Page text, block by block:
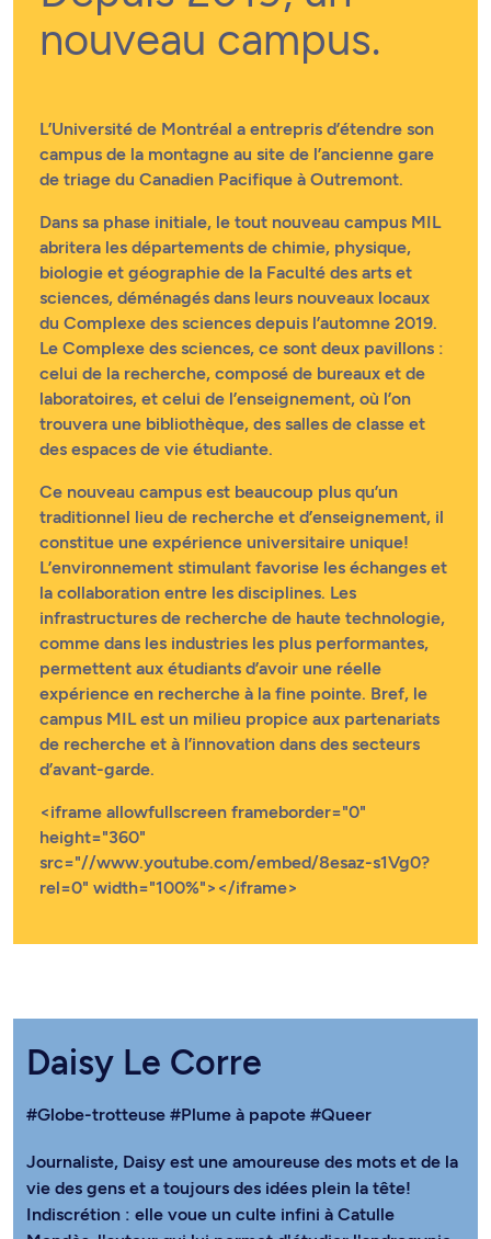
nouveau campus.
L’Université de Montréal a entrepris d’étendre son
campus de la montagne au site de l’ancienne gare
de triage du Canadien Pacifique à Outremont.
Dans sa phase initiale, le tout nouveau campus MIL
abritera les départements de chimie, physique,
biologie et géographie de la Faculté des arts et
sciences, déménagés dans leurs nouveaux locaux
du Complexe des sciences depuis l’automne 2019.
Le Complexe des sciences, ce sont deux pavillons :
celui de la recherche, composé de bureaux et de
laboratoires, et celui de l’enseignement, où l’on
trouvera une bibliothèque, des salles de classe et
des espaces de vie étudiante.
Ce nouveau campus est beaucoup plus qu’un
traditionnel lieu de recherche et d’enseignement, il
constitue une expérience universitaire unique!
L’environnement stimulant favorise les échanges et
la collaboration entre les disciplines. Les
infrastructures de recherche de haute technologie,
comme dans les industries les plus performantes,
permettent aux étudiants d’avoir une réelle
expérience en recherche à la fine pointe. Bref, le
campus MIL est un milieu propice aux partenariats
de recherche et à l’innovation dans des secteurs
d’avant-garde.
<iframe allowfullscreen frameborder="0"
height="360"
src="//www.youtube.com/embed/8esaz-s1Vg0?
rel=0" width="100%"></iframe>
Daisy Le Corre
#Globe-trotteuse #Plume à papote #Queer
Journaliste, Daisy est une amoureuse des mots et de la
vie des gens et a toujours des idées plein la tête!
Indiscrétion : elle voue un culte infini à Catulle